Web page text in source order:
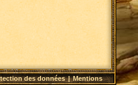
des données|Mentions